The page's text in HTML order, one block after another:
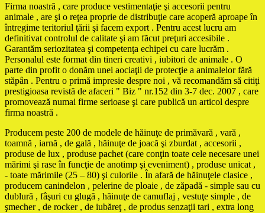
Firma noastră , care produce vestimentaţie şi accesorii pentru
animale , are şi o reţea proprie de distribuţie care acoperă aproape în
întregime teritoriul ţării şi facem export . Pentru acest lucru am
definitivat controlul de calitate şi am făcut preţuri accesibile .
Garantăm seriozitatea şi competenţa echipei cu care lucrăm .
Personalul este format din tineri creativi , iubitori de animale . O
parte din profit o donăm unei aociaţii de protecţie a animalelor fără
stăpân . Pentru o primă impresie despre noi , vă recomandăm să citiţi
prestigioasa revistă de afaceri " Biz " nr.152 din 3-7 dec. 2007 , care
promovează numai firme serioase şi care publică un articol despre
firma noastră .
Producem peste 200 de modele de hăinuţe de primăvară , vară ,
toamnă , iarnă , de gală , hăinuţe de joacă şi zburdat , accesorii ,
produse de lux , produse pachet (care conţin toate cele necesare unei
mărimi şi rase în funcţie de anotimp şi eveniment) , produse unicat ,
- toate mărimile (25 – 80) şi culorile . În afară de hăinuţele clasice ,
producem canindelon , pelerine de ploaie , de zăpadă - simple sau cu
dublură , fâşuri cu glugă , hăinuţe de camuflaj , vestuţe simple , de
şmecher , de rocker , de iubăreţ , de produs senzaţii tari , extra long